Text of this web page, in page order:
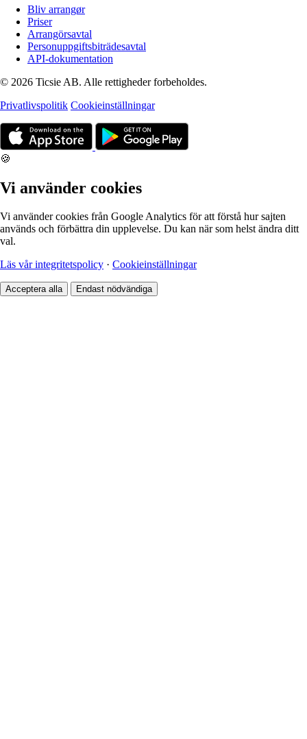
Bliv arrangør
Priser
Arrangörsavtal
Personuppgiftsbiträdesavtal
API-dokumentation
© 2026 Ticsie AB. Alle rettigheder forbeholdes.
Privatlivspolitik Cookieinställningar
🍪
Vi använder cookies
Vi använder cookies från Google Analytics för att förstå hur sajten
används och förbättra din upplevelse. Du kan när som helst ändra ditt
val.
Läs vår integritetspolicy · Cookieinställningar
Acceptera alla Endast nödvändiga